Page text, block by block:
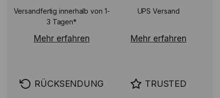
Versandfertig innerhalb von 1-
3 Tagen*
Mehr erfahren
UPS Versand
Mehr erfahren
RÜCKSENDUNG TRUSTED